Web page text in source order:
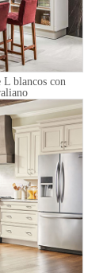
L blancos con